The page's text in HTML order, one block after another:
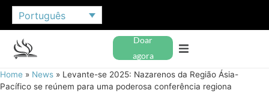
Português
Doar
agora
Home » News » Levante-se 2025: Nazarenos da Região Ásia-
Pacífico se reúnem para uma poderosa conferência regiona